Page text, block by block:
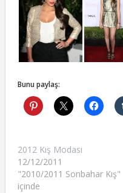
Bunu paylaş:
2012 Kış Modası
12/12/2011
"2010/2011 Sonbahar Kış"
içinde